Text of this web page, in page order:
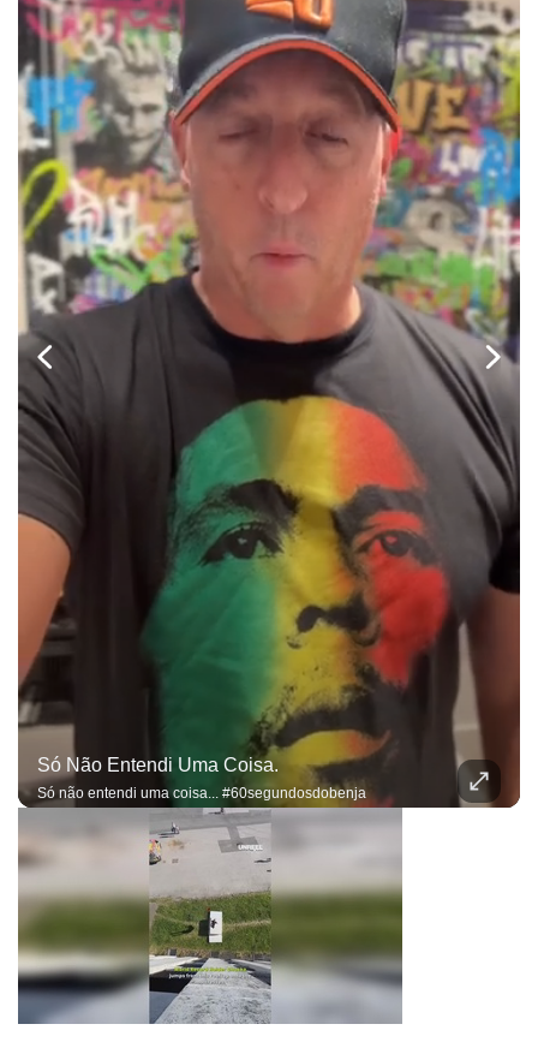
Só Não Entendi Uma Coisa.
Só não entendi uma coisa... #60segundosdobenja